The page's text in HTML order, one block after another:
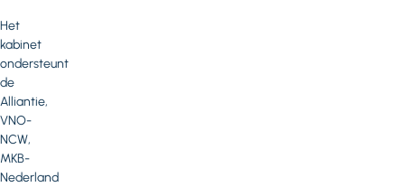
Het
kabinet
ondersteunt
de
Alliantie,
VNO-
NCW,
MKB-
Nederland